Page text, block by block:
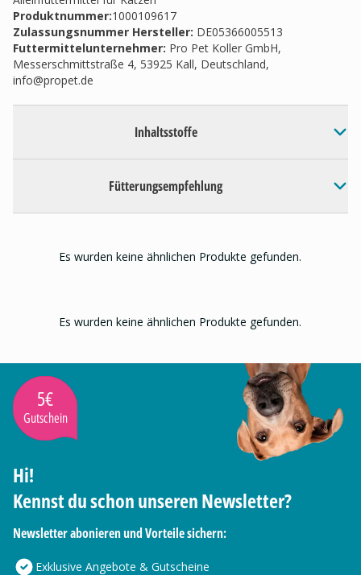
Produktnummer:1000109617
Zulassungsnummer Hersteller: DE05366005513
Futtermittelunternehmer: Pro Pet Koller GmbH,
Messerschmittstraße 4, 53925 Kall, Deutschland,
info@propet.de
Inhaltsstoffe
Fütterungsempfehlung
Es wurden keine ähnlichen Produkte gefunden.
Es wurden keine ähnlichen Produkte gefunden.
5€
Gutschein
Hi!
Kennst du schon unseren Newsletter?
Newsletter abonieren und Vorteile sichern:
Exklusive Angebote & Gutscheine